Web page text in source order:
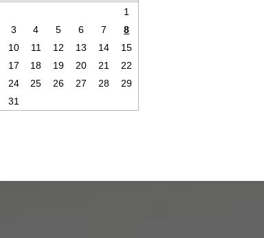
1
3 4 5 6 7
8
10 11 12 13 14
15
17 18 19 20 21
22
24 25 26 27 28
29
31